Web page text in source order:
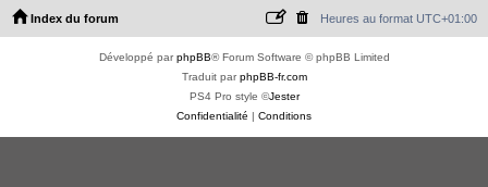
Index du forum Heures au format UTC+01:00
Développé parphpBB® Forum Software © phpBB Limited
Traduit parphpBB-fr.com
PS4 Pro style ©Jester
Confidentialité | Conditions